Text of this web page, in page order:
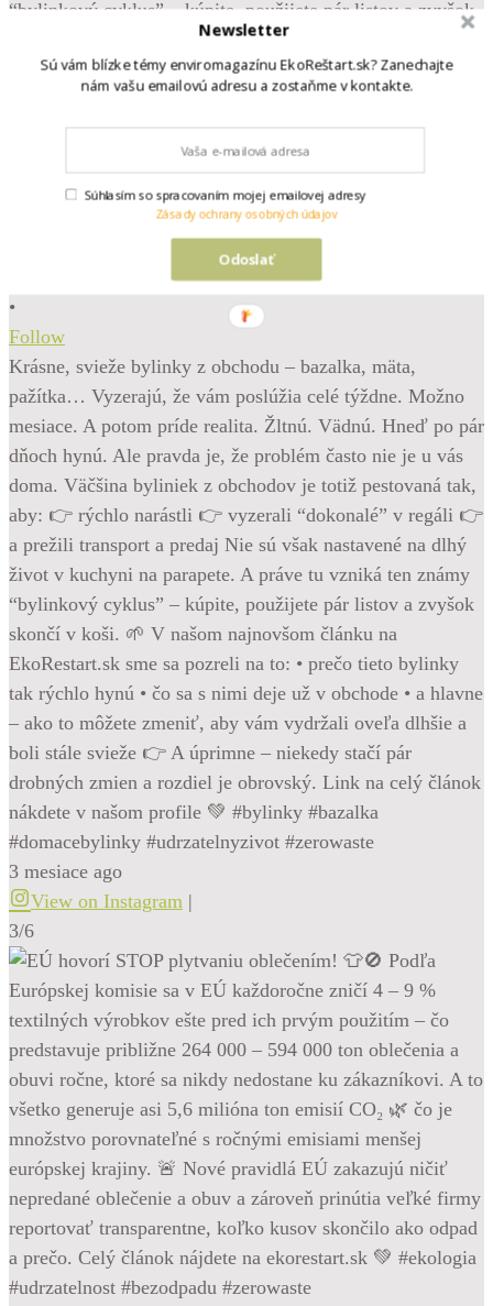
•
Follow
Krásne, svieže bylinky z obchodu – bazalka, mäta,
pažítka… Vyzerajú, že vám poslúžia celé týždne. Možno
mesiace. A potom príde realita. Žltnú. Vädnú. Hneď po pár
dňoch hynú. Ale pravda je, že problém často nie je u vás
doma. Väčšina byliniek z obchodov je totiž pestovaná tak,
aby: 👉 rýchlo narástli 👉 vyzerali “dokonalé” v regáli 👉
a prežili transport a predaj Nie sú však nastavené na dlhý
život v kuchyni na parapete. A práve tu vzniká ten známy
“bylinkový cyklus” – kúpite, použijete pár listov a zvyšok
skončí v koši. 🌱 V našom najnovšom článku na
EkoRestart.sk sme sa pozreli na to: • prečo tieto bylinky
tak rýchlo hynú • čo sa s nimi deje už v obchode • a hlavne
– ako to môžete zmeniť, aby vám vydržali oveľa dlhšie a
boli stále svieže 👉 A úprimne – niekedy stačí pár
drobných zmien a rozdiel je obrovský. Link na celý článok
nákdete v našom profile 💚 #bylinky #bazalka
#domacebylinky #udrzatelnyzivot #zerowaste
3 mesiace ago
View on Instagram |
3/6
Newsletter
Sú vám blízke témy enviromagazínu EkoReštart.sk? Zanechajte
nám vašu emailovú adresu a zostaňme v kontakte.
Odoslať
Súhlasím so spracovaním mojej emailovej adresy
Zásady ochrany osobných údajov